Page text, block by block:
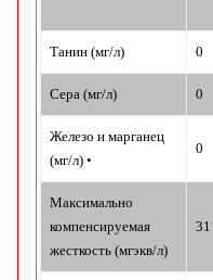
Танин (мг/л) 0
Сера (мг/л) 0
Железо и марганец
(мг/л) •
0
Максимально
компенсируемая
жесткость (мгэкв/л)
31